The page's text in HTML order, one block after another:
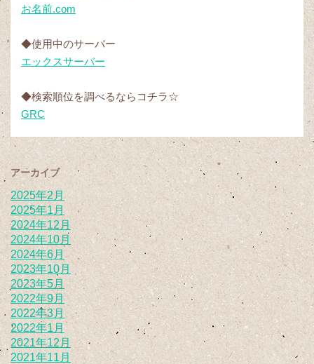
お名前.com
◆使用中のサーバー
エックスサーバー
◆検索順位を調べるならコチラ☆
GRC
アーカイブ
2025年2月
2025年1月
2024年12月
2024年10月
2024年6月
2023年10月
2023年5月
2022年9月
2022年3月
2022年1月
2021年12月
2021年11月